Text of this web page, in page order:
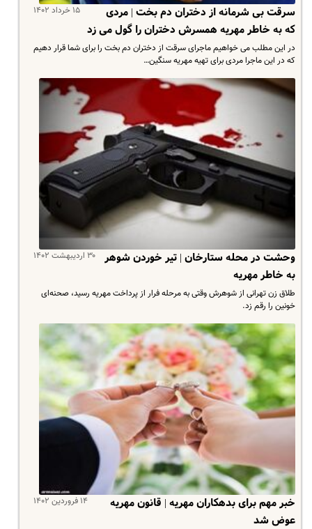
۱۵ خرداد ۱۴۰۲
سرقت بی شرمانه از دختران دم بخت | مردی
که به خاطر مهریه همسرش دختران را گول می زد
در این مطلب می خواهیم ماجرای سرقت از دختران دم بخت را برای شما قرار دهیم
که در این ماجرا مردی برای تهیه مهریه سنگین…
۳۰ اردیبهشت ۱۴۰۲
وحشت در محله ستارخان | تیر خوردن شوهر
به خاطر مهریه
طلاق زن تهرانی از شوهرش وقتی به مرحله فرار از پرداخت مهریه رسید، صحنه‌ای
خونین را رقم زد.
۱۴ فروردین ۱۴۰۲
خبر مهم برای بدهکاران مهریه | قانون مهریه
عوض شد